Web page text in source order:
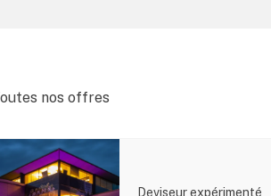
nos offres
Deviseur expérimenté